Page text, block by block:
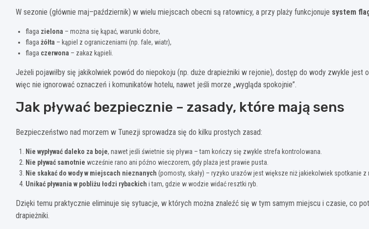
W sezonie (głównie maj–październik) w wielu miejscach obecni są ratownicy, a przy plaży funkcjonuje system
flaga zielona – można się kąpać, warunki dobre,
flaga żółta – kąpiel z ograniczeniami (np. fale, wiatr),
flaga czerwona – zakaz kąpieli.
Jeżeli pojawiłby się jakikolwiek powód do niepokoju (np. duże drapieżniki w rejonie), dostęp do wody zwykle jest
więc nie ignorować oznaczeń i komunikatów hotelu, nawet jeśli morze „wygląda spokojnie”.
Jak pływać bezpiecznie – zasady, które mają sens
Bezpieczeństwo nad morzem w Tunezji sprowadza się do kilku prostych zasad:
Nie wypływać daleko za boje, nawet jeśli świetnie się pływa – tam kończy się zwykle strefa kontrolowana.
Nie pływać samotnie wcześnie rano ani późno wieczorem, gdy plaża jest prawie pusta.
Nie skakać do wody w miejscach nieznanych (pomosty, skały) – ryzyko urazów jest większe niż jakiekolwiek spotkanie z
Unikać pływania w pobliżu łodzi rybackich i tam, gdzie w wodzie widać resztki ryb.
Dzięki temu praktycznie eliminuje się sytuacje, w których można znaleźć się w tym samym miejscu i czasie, co
drapieżniki.